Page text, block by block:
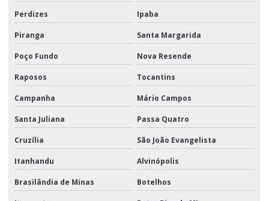
Perdizes Ipaba
Piranga Santa Margarida
Poço Fundo Nova Resende
Raposos Tocantins
Campanha Mário Campos
Santa Juliana Passa Quatro
Cruzília São João Evangelista
Itanhandu Alvinópolis
Brasilândia de Minas Botelhos